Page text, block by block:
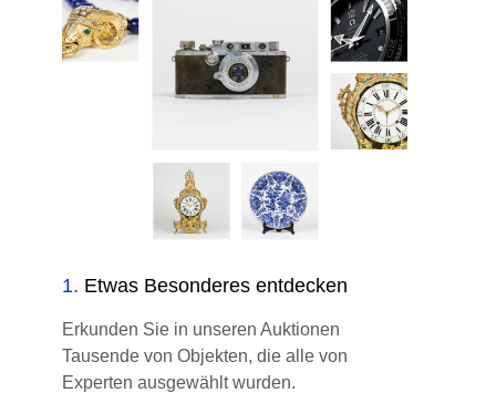
1. Etwas Besonderes entdecken
Erkunden Sie in unseren Auktionen
Tausende von Objekten, die alle von
Experten ausgewählt wurden.